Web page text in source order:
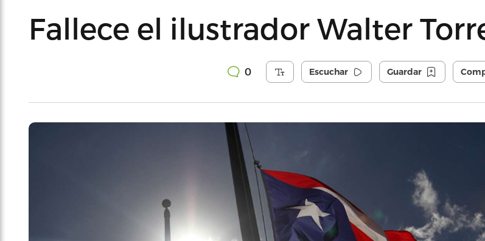
Fallece el ilustrador Walter
0 Escuchar Guardar